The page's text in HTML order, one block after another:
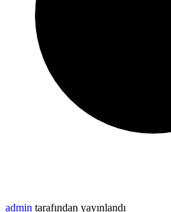
admin tarafından yayınlandı